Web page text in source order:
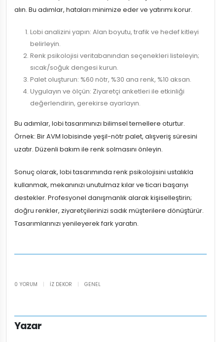
alın. Bu adımlar, hataları minimize eder ve yatırımı korur.
Lobi analizini yapın: Alan boyutu, trafik ve hedef kitleyi
belirleyin.
Renk psikolojisi veritabanından seçenekleri listeleyin;
sıcak/soğuk dengesi kurun.
Palet oluşturun: %60 nötr, %30 ana renk, %10 aksan.
Uygulayın ve ölçün: Ziyaretçi anketleri ile etkinliği
değerlendirin, gerekirse ayarlayın.
Bu adımlar, lobi tasarımınızı bilimsel temellere oturtur.
Örnek: Bir AVM lobisinde yeşil-nötr palet, alışveriş süresini
uzatır. Düzenli bakım ile renk solmasını önleyin.
Sonuç olarak, lobi tasarımında renk psikolojisini ustalıkla
kullanmak, mekanınızı unutulmaz kılar ve ticari başarıyı
destekler. Profesyonel danışmanlık alarak kişiselleştirin;
doğru renkler, ziyaretçilerinizi sadık müşterilere dönüştürür.
Tasarımlarınızı yenileyerek fark yaratın.
0 YORUM İZ DEKOR GENEL
Yazar